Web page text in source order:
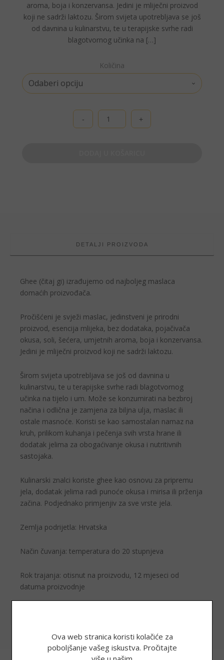
aroma, boja i konzervansa. Jedini je mliječni proizvod
koji ne sadrži laktozu. Širom svijeta upotrebljava se još
od davnina u kulinarstvu, te u terapijske svrhe radi
blagotvornog učinka na […]
Količina
maslac
DETALJI PROIZVODA
Ghee (čitaj gi) izrađujemo od najboljeg maslaca
domaćih proizvođača.
Pročišćeni je svježi maslac, jedinstveni je prirodni
proizvod, esencija mlijeka, bez dodataka, pojačivača
okusa, soli, šećera, umjetnih aroma, boja i konzervansa.
Jedini je mliječni proizvod koji ne sadrži laktozu.
Širom svijeta upotrebljava se još od davnina u
kulinarstvu, te u terapijske svrhe radi blagotvornog
učinka na tijelo i um. Može se konzumirati na bezbroj
načina i odlična je zamjena za biljna ulja, maslac ili
ostale masnoće. Koristi se kao samostalan namaz na
kruh, prilikom kuhanja i pečenja svih vrsta hrane ili
dodatak jelima za obogaćivanje okusa i nutritivnih
sastojaka.
Kulinarski znalci koriste ghee kao osnovu za pripremu
jela, dodatak jelima radi punoće okusa i mirisa ili prženja
začina. Podjednako primjenjiv za sve vrste jela.
Zemlja podrijetla: Hrvatska
Način čuvanja: temperatura do 20 stupnjeva
Rok trajanja: otisnut na proizvodu, 12 mjeseci od
datuma proizvodnje
Ova web stranica koristi kolačiće za
poboljšanje vašeg iskustva. Pročitajte